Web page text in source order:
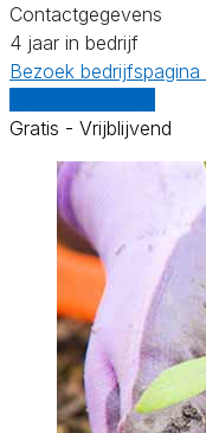
Contactgegevens
4 jaar in bedrijf
Bezoek bedrijfspagina
Gratis - Vrijblijvend